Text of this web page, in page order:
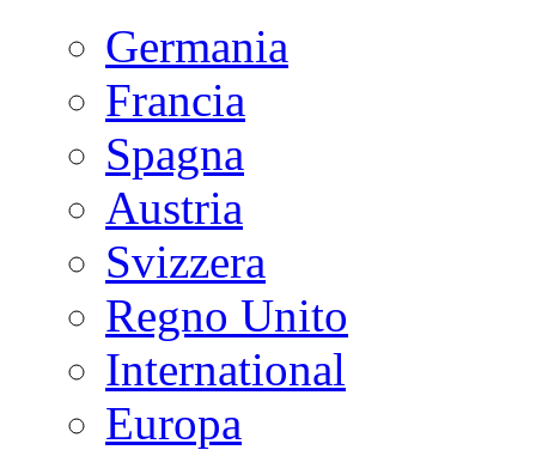
Germania
Francia
Spagna
Austria
Svizzera
Regno Unito
International
Europa